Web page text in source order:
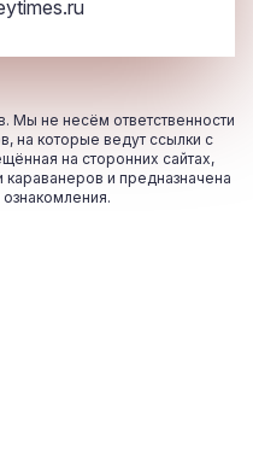
Мы не несём ответственности
на которые ведут ссылки с
на сторонних сайтах,
караванеров и предназначена